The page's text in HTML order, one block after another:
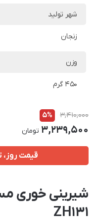
شهر تولید
زنجان
وزن
450 گرم
3,410,000
5%
3,239,500 تومان
قیمت روز،
شیرینی خوری
ZH131